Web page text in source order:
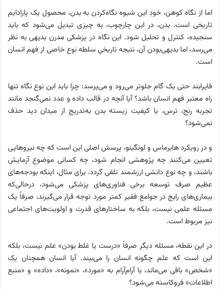
اما از نگاه کوهن، خودِ این شیوه نگاه‌کردن به بدن، محصول یک پارادایم
تاریخی است. بدن، در این چارچوب، به چیزی تبدیل می‌شود که باید
سنجیده، کنترل و تحلیل شود. این نگاه در پزشکی مدرن بدیهی به نظر
می‌رسد، اما بدیهی‌بودن آن، نتیجه تاریخیِ سلطه نوع خاصی از فهم انسان
است.
فایرابند حتی یک گام جلوتر می‌رود و می‌پرسد: چرا باید این نوع نگاه تنها
راه معتبر فهم انسان باشد؟ آیا آنچه در قالب داده و عدد نمی‌گنجد مانند
تجربه رنج، ترس، یا کیفیت زیسته بدن به‌تدریج از میدان دید حذف
نمی‌شود؟
و در رویکرد هابرماس و لونگینو، پرسش اصلی این است که چه نیروهایی
تعیین می‌کنند چه پژوهشی انجام شود، چه کسانی موضوع آزمایش
باشند، و چه نوع دانشی ارزشمند تلقی گردد. برای مثال، اینکه بودجه‌های
عظیم صرف توسعه برخی فناوری‌های پزشکی می‌شود، درحالی‌که
بیماری‌های رایج در جوامع فقیر کمتر مورد توجه قرار می‌گیرند، صرفاً یک
مسئله علمی نیست، بلکه به ساختارهای قدرت و اولویت‌های اجتماعی
نیز مربوط است.
در این نقطه، مسئله دیگر صرفاً «درست یا غلط بودن» علم نیست، بلکه
این است که علم چگونه انسان را می‌بیند. آیا انسان همچنان یک
«شخص» باقی می‌ماند، یا آرام‌آرام به «مورد»، «نمونه»، «داده» و «منبع
اطلاعات» فروکاسته می‌شود؟